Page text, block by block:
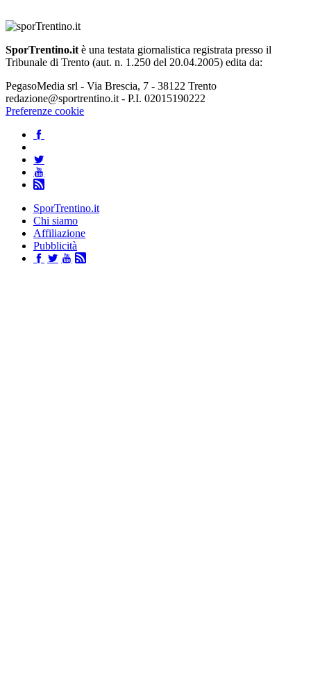
SporTrentino.it è una testata giornalistica registrata presso il
Tribunale di Trento (aut. n. 1.250 del 20.04.2005) edita da:
PegasoMedia srl - Via Brescia, 7 - 38122 Trento
redazione@sportrentino.it - P.I. 02015190222
Preferenze cookie
SporTrentino.it
Chi siamo
Affiliazione
Pubblicità